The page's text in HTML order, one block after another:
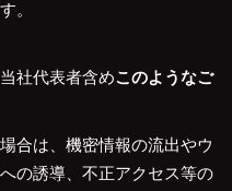
。
社代表者含めこのようなご
合は、機密情報の流出やウ
の誘導、不正アクセス等の